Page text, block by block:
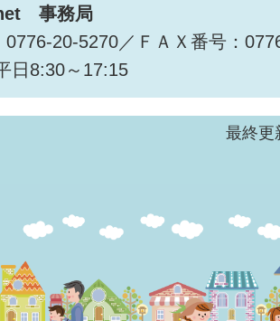
事務局
0776-20-5270／ＦＡＸ番号：
日8:30～17:15
最終更
プ
ジン
相談コーナー
袋